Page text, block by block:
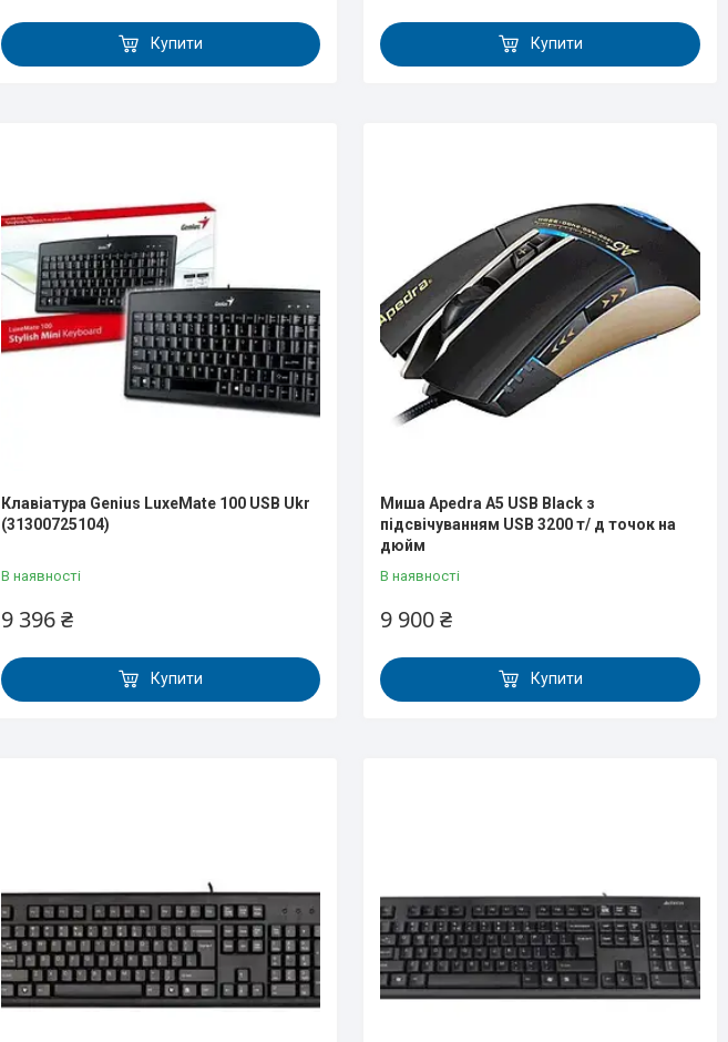
Купити Купити
Клавіатура Genius LuxeMate 100 USB Ukr
(31300725104)
В наявності
9 396 ₴
Купити
Миша Apedra A5 USB Black з
підсвічуванням USB 3200 т/ д точок на
дюйм
В наявності
9 900 ₴
Купити